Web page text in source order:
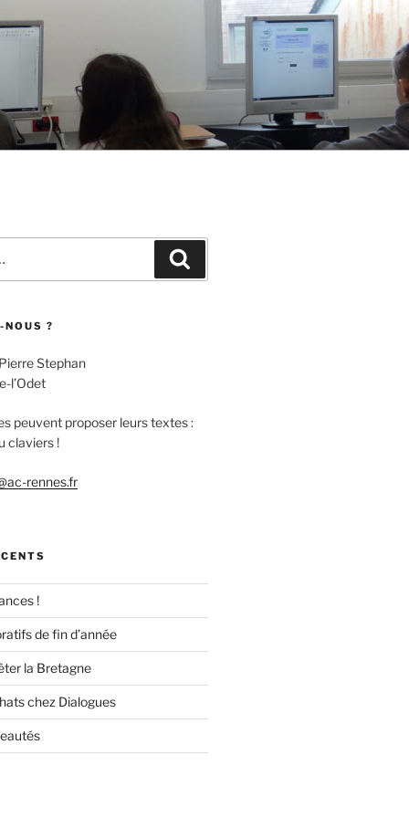
?
Stephan
l’Odet
peuvent proposer leurs textes :
claviers !
rennes.fr
!
de fin d’année
la Bretagne
chez Dialogues